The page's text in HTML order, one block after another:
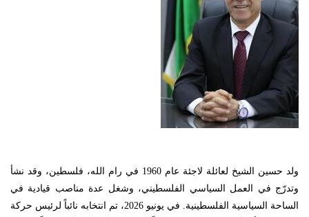
ولد حسين الشيخ لعائلة لاجئة عام 1960 في رام الله، فلسطين، وقد نشأ
وتدرّج في العمل السياسي الفلسطيني، وشغل عدة مناصب قيادية في
الساحة السياسية الفلسطينية. في يونيو 2026، تم انتخابه نائباً لرئيس حركة